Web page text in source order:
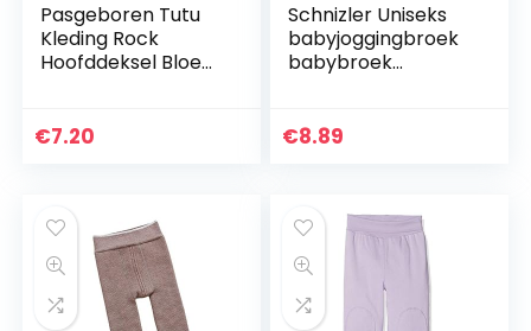
Pasgeboren Tutu
Kleding Rock
Hoofddeksel Bloem
€7.20
Schnizler Uniseks
babyjoggingbroek
babybroek
buikomslag, Oeko-
€8.89